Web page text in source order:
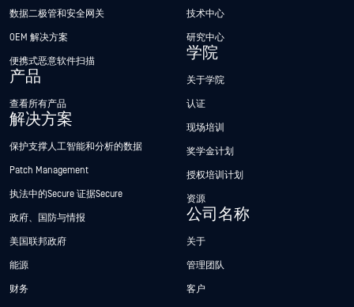
数据二极管和安全网关
OEM 解决方案
便携式恶意软件扫描
产品
查看所有产品
解决方案
保护支撑人工智能和分析的数据
Patch Management
执法中的Secure 证据Secure
政府、国防与情报
美国联邦政府
能源
财务
技术中心
研究中心
学院
关于学院
认证
现场培训
奖学金计划
授权培训计划
资源
公司名称
关于
管理团队
客户